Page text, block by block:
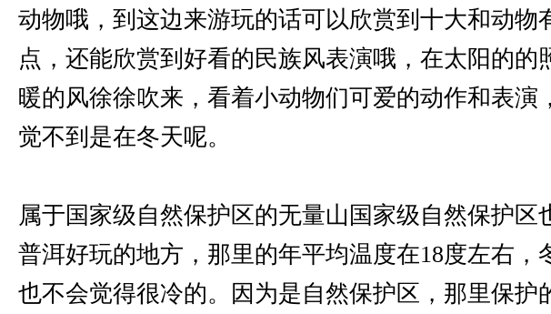
动物哦，到这边来游玩的话可以欣赏到十大和动物
点，还能欣赏到好看的民族风表演哦，在太阳的的
暖的风徐徐吹来，看着小动物们可爱的动作和表演
觉不到是在冬天呢。
属于国家级自然保护区的无量山国家级自然保护区
普洱好玩的地方，那里的年平均温度在18度左右，
也不会觉得很冷的。因为是自然保护区，那里保护